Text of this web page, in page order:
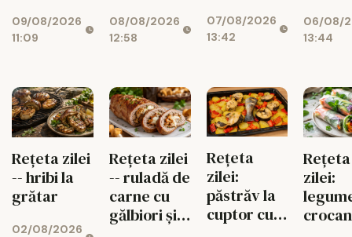
09/08/2026
11:09
diabetici,
cu fructe
08/08/2026
12:58
dovlecei și
mozzarella
07/08/2026
13:42
de
06/08/
13:44
Rețeta zilei
-- hribi la
grătar
02/08/2026
Rețeta zilei
-- ruladă de
carne cu
gălbiori și
Rețeta
zilei:
păstrăv la
cuptor cu
Rețeta
zilei: